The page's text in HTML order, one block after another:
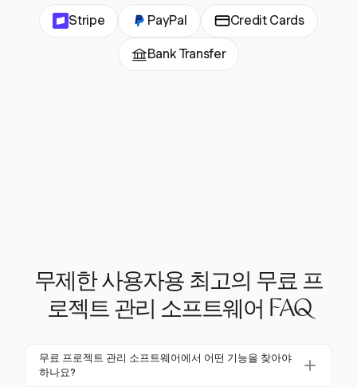
Stripe PayPal Credit Cards
Bank Transfer
무제한 사용자용 최고의 무료 프
로젝트 관리 소프트웨어 FAQ
무료 프로젝트 관리 소프트웨어에서 어떤 기능을 찾아야
하나요?